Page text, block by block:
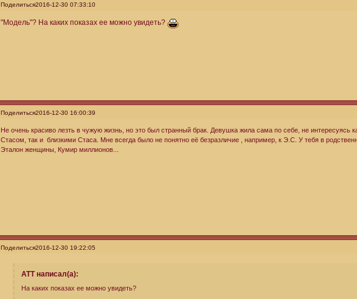
Поделиться2016-12-30 07:33:10
"Модель"? На каких показах ее можно увидеть?
Поделиться2016-12-30 16:00:39
Не очень красиво лезть в чужую жизнь, но это был странный брак. Девушка жила сама по себе, не интересуясь
Стасом, так и близкими Стаса. Мне всегда было не понятно её безразличие , например, к Э.С. У тебя в
Эталон женщины, Кумир миллионов...
Поделиться2016-12-30 19:22:05
ATT написал(а):
На каких показах ее можно увидеть?